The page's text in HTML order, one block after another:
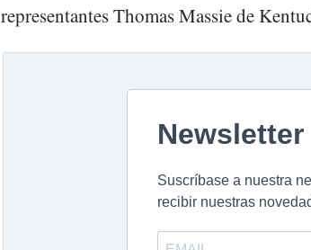
representantes Thomas Massie de